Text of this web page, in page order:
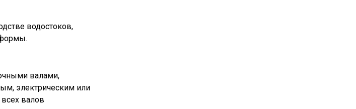
водостоков,
валами,
электрическим или
валов